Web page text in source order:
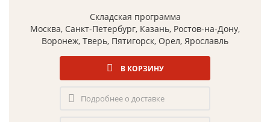
Складская программа
Москва, Санкт-Петербург, Казань, Ростов-на-Дону,
Воронеж, Тверь, Пятигорск, Орел, Ярославль
В КОРЗИНУ
Подробнее о доставке